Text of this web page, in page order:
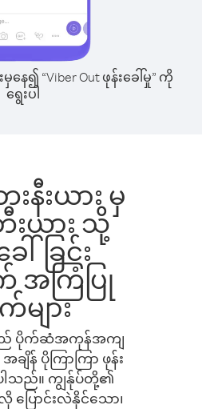
နေ၍ “Viber Out ဖုန်းခေါ်မှု” ကို
ရွေးပါ
နီးယား မှ
းယား သို့
ေါ်ခြင်း
ကြံပြု
များ
သည် ပိုက်ဆံအကုန်အကျ
ချိန် ပိုကြာကြာ ဖုန်း
ပါသည်။ ကျွန်ုပ်တို့၏
ြောင်းလဲနိုင်သော၊